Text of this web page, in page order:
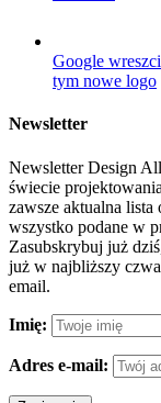
Google
tym nowe logo
Newsletter
Newsletter Design
świecie
zawsze aktualna
wszystko podane w
Zasubskrybuj już
już w najbliższy
email.
Imię:
Adres e-mail: